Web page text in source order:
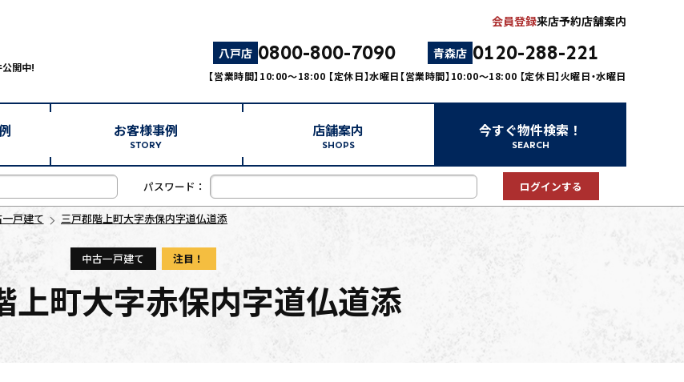
会員登録来店予約店舗案内
公開中!
八戸店 0800-800-7090
【営業時間】10:00～18:00 【定休日】水曜日
青森店 0120-288-221
【営業時間】10:00～18:00 【定休日】火曜日・水曜日
お客様事例
STORY
店舗案内
SHOPS
今すぐ物件検索！
SEARCH
中古一戸建て
中古マンション
新築一戸建て
土地
事業用
パスワード：
戸建て 三戸郡階上町大字赤保内字道仏道添
中古一戸建て 注目！
上町大字赤保内字道仏道添